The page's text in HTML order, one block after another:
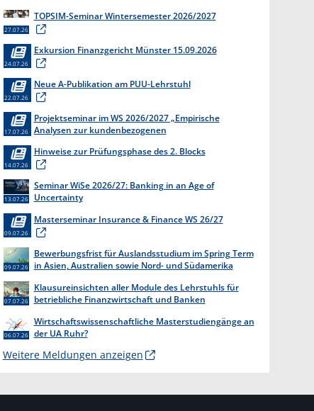
TOPSIM-Seminar Wintersemester 2026/2027
27.07.26
Exkursion Finanzgericht Münster 15.09.2026
24.07.26
Neue A-Publikation am PUU-Lehrstuhl
22.07.26
Projektseminar im WS 2026/2027 „Empirische
Analysen zur kundenbezogenen
17.07.26
Hinweise zur Prüfungsphase des 2. Blocks
14.07.26
Seminar WiSe 2026/27: Banking in an Age of
Uncertainty
13.07.26
Masterseminar Insurance & Finance WS 26/27
09.07.26
Bewerbungsfrist für Auslandsstudium im Spring Term
in Asien, Australien sowie Nord- und Südamerika
09.07.26
Klausureinsichten aller Module des Lehrstuhls für
betriebliche Finanzwirtschaft und Banken
07.07.26
Wirtschaftswissenschaftliche Masterstudiengänge an
der UA Ruhr?
06.07.26
Weitere Meldungen anzeigen